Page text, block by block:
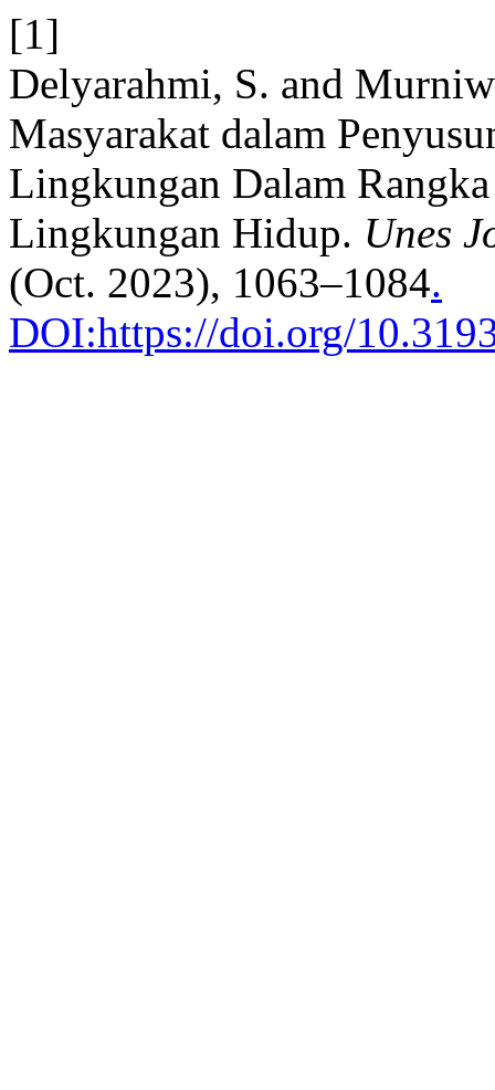
[1]
Delyarahmi, S. and
Masyarakat dalam
Lingkungan Dalam
Lingkungan Hidup. Unes
(Oct. 2023), 1063–1084.
DOI:https://doi.org/